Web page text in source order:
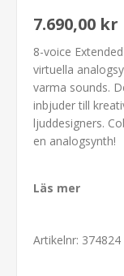
7.690,00 kr
8-voice
virtuella
varma sounds.
inbjuder till
ljuddesigners.
en analogsynth!
Läs mer
Artikelnr: 374824